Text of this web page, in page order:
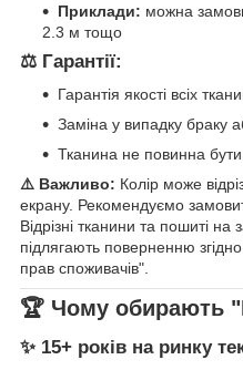
Приклади: можна
2.3 м тощо
⚖️ Гарантії:
Гарантія якості всіх
Заміна у випадку браку
Тканина не повинна
⚠️ Важливо: Колір може
екрану. Рекомендуємо
Відрізні тканини та пошиті
підлягають поверненню
прав споживачів".
🏆 Чому обирають
✨ 15+ років на ринку